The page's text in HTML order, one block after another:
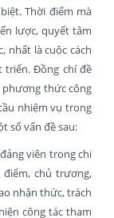
Thời điểm mà
lược, quyết tâm
nhất là cuộc cách
triển. Đồng chí đề
phương thức công
nhiệm vụ trong
số vấn đề sau:
viên trong chi
điểm, chủ trương,
nhận thức, trách
công tác tham